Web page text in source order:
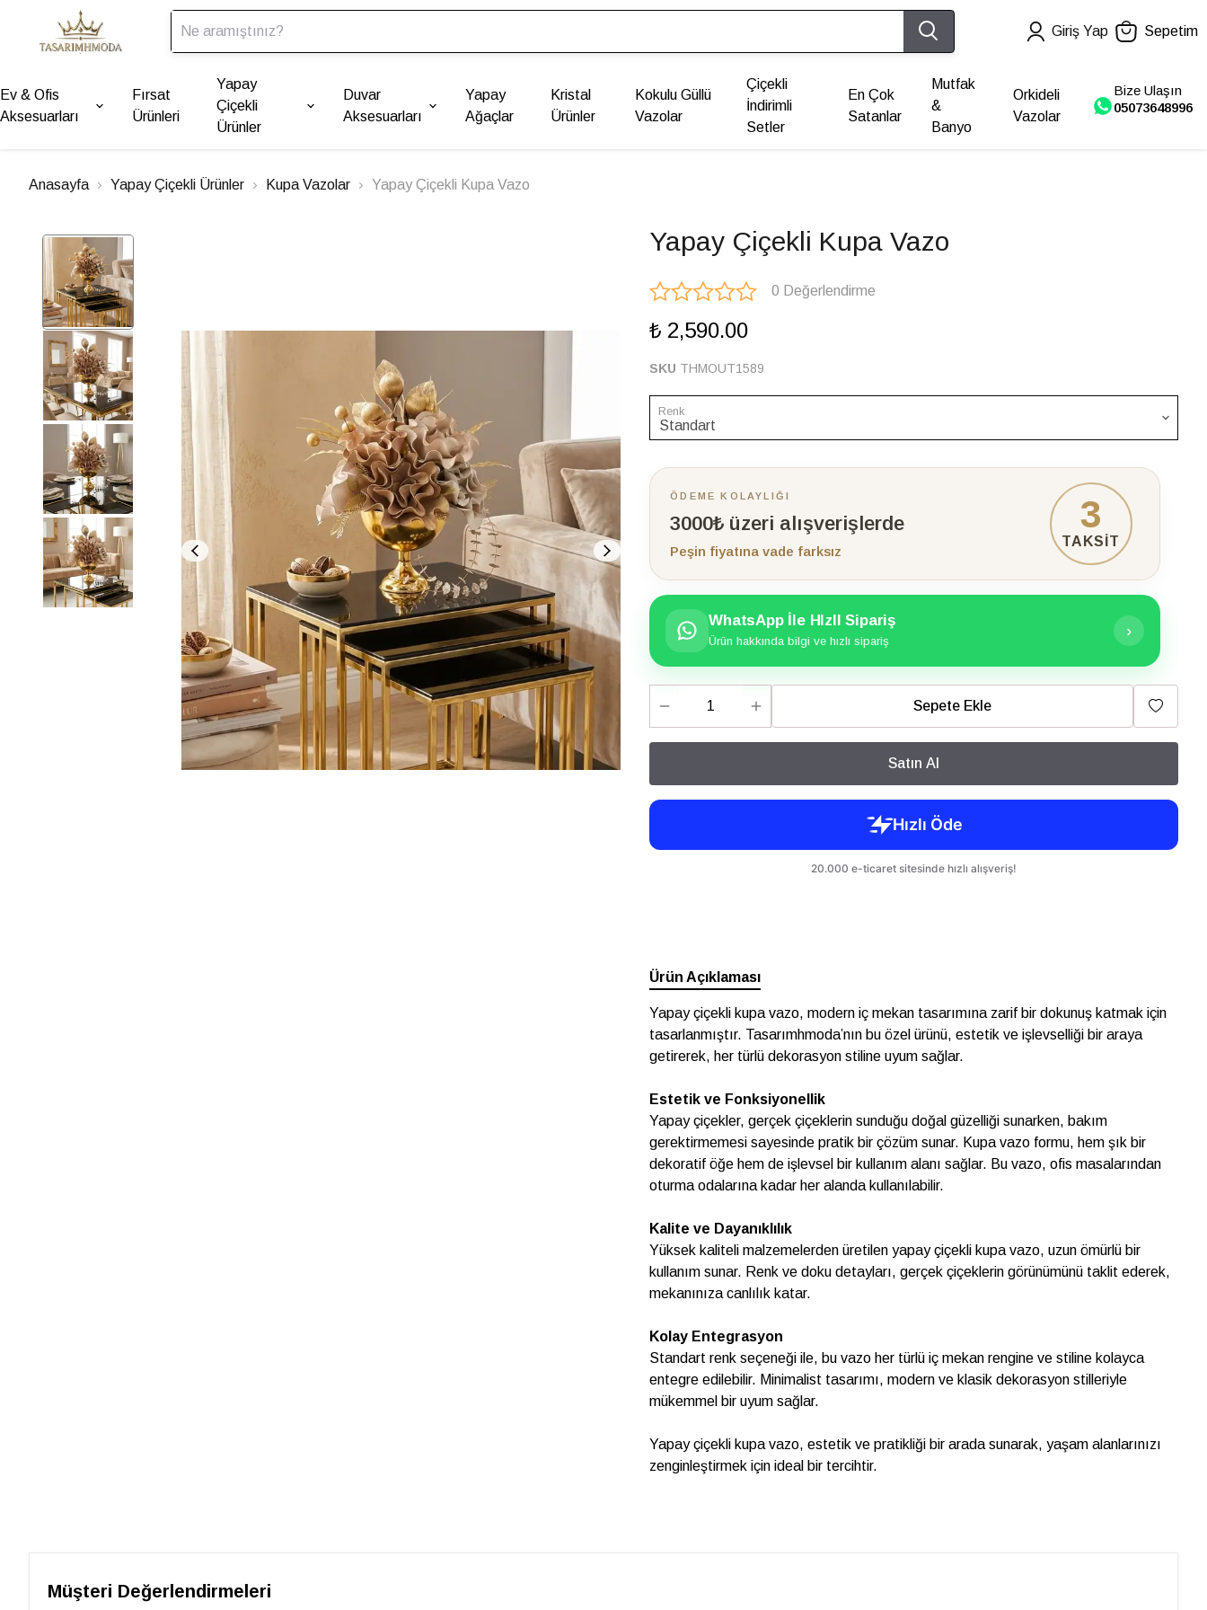
Giriş Yap Sepetim
Ev & Ofis
Aksesuarları
Fırsat
Ürünleri
Yapay
Çiçekli
Ürünler
Duvar
Aksesuarları
Yapay
Ağaçlar
Kristal
Ürünler
Kokulu Güllü
Vazolar
Çiçekli
İndirimli
Setler
En Çok
Satanlar
Mutfak
&
Banyo
Orkideli
Vazolar
Bize Ulaşın
05073648996
Anasayfa Yapay Çiçekli Ürünler Kupa Vazolar Yapay Çiçekli Kupa Vazo
Yapay Çiçekli Kupa Vazo
0 Değerlendirme
₺ 2,590.00
SKU THMOUT1589
Renk
ÖDEME KOLAYLIĞI
3000₺ üzeri alışverişlerde
Peşin fiyatına vade farksız
3
TAKSİT
WhatsApp İle HIzlI Sipariş
Ürün hakkında bilgi ve hızlı sipariş
›
Sepete Ekle
Satın Al
Ürün Açıklaması
Yapay çiçekli kupa vazo, modern iç mekan tasarımına zarif bir dokunuş katmak için
tasarlanmıştır. Tasarımhmoda’nın bu özel ürünü, estetik ve işlevselliği bir araya
getirerek, her türlü dekorasyon stiline uyum sağlar.
Estetik ve Fonksiyonellik
Yapay çiçekler, gerçek çiçeklerin sunduğu doğal güzelliği sunarken, bakım
gerektirmemesi sayesinde pratik bir çözüm sunar. Kupa vazo formu, hem şık bir
dekoratif öğe hem de işlevsel bir kullanım alanı sağlar. Bu vazo, ofis masalarından
oturma odalarına kadar her alanda kullanılabilir.
Kalite ve Dayanıklılık
Yüksek kaliteli malzemelerden üretilen yapay çiçekli kupa vazo, uzun ömürlü bir
kullanım sunar. Renk ve doku detayları, gerçek çiçeklerin görünümünü taklit ederek,
mekanınıza canlılık katar.
Kolay Entegrasyon
Standart renk seçeneği ile, bu vazo her türlü iç mekan rengine ve stiline kolayca
entegre edilebilir. Minimalist tasarımı, modern ve klasik dekorasyon stilleriyle
mükemmel bir uyum sağlar.
Yapay çiçekli kupa vazo, estetik ve pratikliği bir arada sunarak, yaşam alanlarınızı
zenginleştirmek için ideal bir tercihtir.
Müşteri Değerlendirmeleri